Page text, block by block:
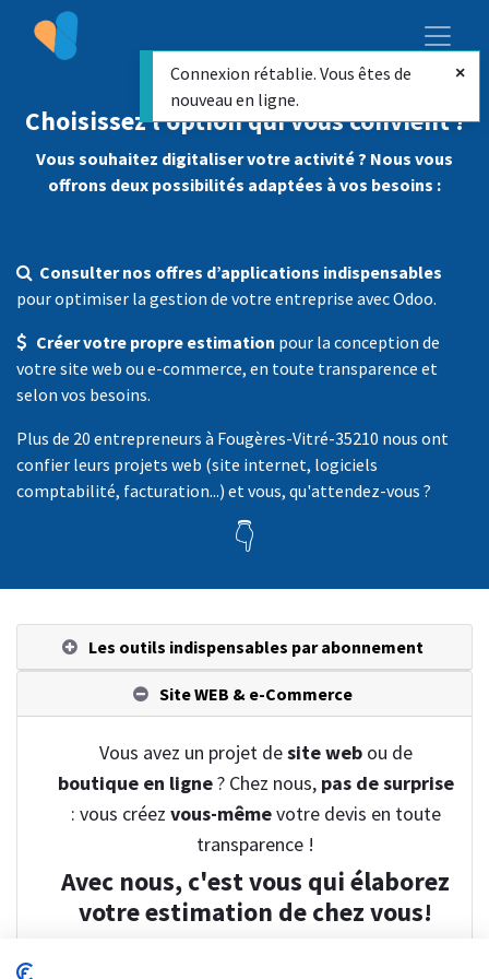
Choisissez l’option qui vous convient !
Vous souhaitez digitaliser votre activité ? Nous vous
offrons deux possibilités adaptées à vos besoins :
Consulter nos offres d’applications indispensables
pour optimiser la gestion de votre entreprise avec Odoo.
Créer votre propre estimation pour la conception de
votre site web ou e-commerce, en toute transparence et
selon vos besoins.
Plus de 20 entrepreneurs à Fougères-Vitré-35210 nous ont
confier leurs projets web (site internet, logiciels
comptabilité, facturation...) et vous, qu'attendez-vous ?
👇
Les outils indispensables par abonnement
Site WEB & e-Commerce
Vous avez un projet desite webou de
boutique en ligne? Chez nous, pas de surprise
: vous créez vous-mêmevotre devis en toute
transparence !
Avec nous, c'est vous qui élaborez
votre estimation de chez vous!
Connexion rétablie. Vous êtes de
nouveau en ligne.